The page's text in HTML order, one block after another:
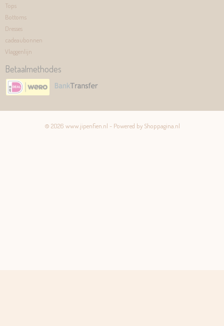
Tops
Bottoms
Dresses
cadeaubonnen
Vlaggenlijn
Betaalmethodes
© 2026 www.jipenfien.nl - Powered by Shoppagina.nl